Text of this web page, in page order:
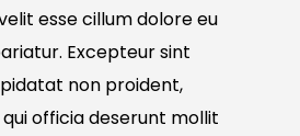
esse cillum dolore eu
Excepteur sint
non proident,
officia deserunt mollit